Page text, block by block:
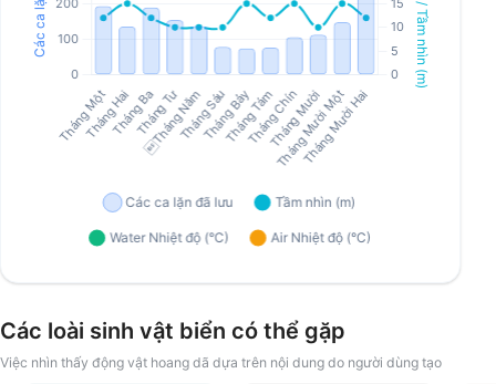
Các loài sinh vật biển có thể gặp
Việc nhìn thấy động vật hoang dã dựa trên nội dung do người dùng tạo